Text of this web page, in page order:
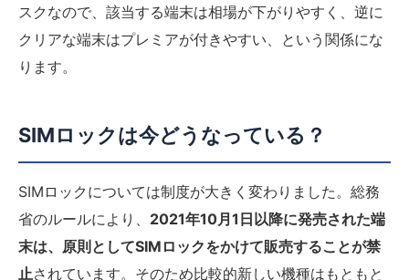
スクなので、該当する端末は相場が下がりやすく、逆に
クリアな端末はプレミアが付きやすい、という関係にな
ります。
SIMロックは今どうなっている？
SIMロックについては制度が大きく変わりました。総務
省のルールにより、 2021年10月1日以降に発売された端
末は、原則としてSIMロックをかけて販売することが禁
止されています。そのため比較的新しい機種はもともと